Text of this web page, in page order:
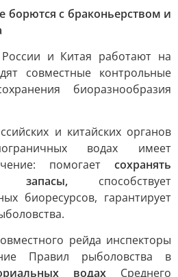
борются с браконьерством и
и Китая работают на
совместные контрольные
биоразнообразия
и китайских органов
водах имеет
помогает сохранять
запасы, способствует
биоресурсов, гарантирует
рейда инспекторы
Правил рыболовства в
водах Среднего